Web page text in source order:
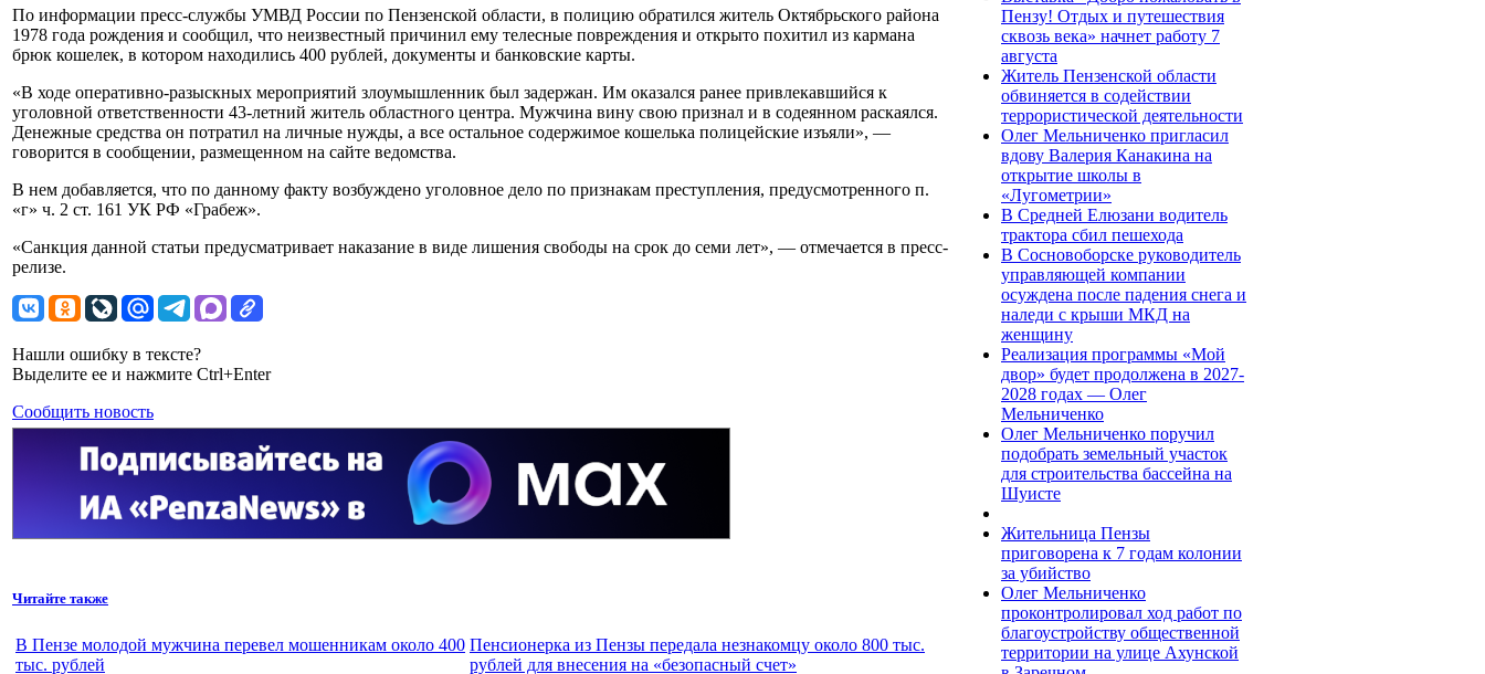
По информации пресс-службы УМВД России по Пензенской области, в полицию обратился житель Октябрьского района
1978 года рождения и сообщил, что неизвестный причинил ему телесные повреждения и открыто похитил из кармана
брюк кошелек, в котором находились 400 рублей, документы и банковские карты.
«В ходе оперативно-разыскных мероприятий злоумышленник был задержан. Им оказался ранее привлекавшийся к
уголовной ответственности 43-летний житель областного центра. Мужчина вину свою признал и в содеянном раскаялся.
Денежные средства он потратил на личные нужды, а все остальное содержимое кошелька полицейские изъяли», —
говорится в сообщении, размещенном на сайте ведомства.
В нем добавляется, что по данному факту возбуждено уголовное дело по признакам преступления, предусмотренного п.
«г» ч. 2 ст. 161 УК РФ «Грабеж».
«Санкция данной статьи предусматривает наказание в виде лишения свободы на срок до семи лет», — отмечается в пресс-
релизе.
Нашли ошибку в тексте?
Выделите ее и нажмите Ctrl+Enter
Сообщить новость
Читайте также
В Пензе молодой мужчина перевел мошенникам около 400
тыс. рублей
Пенсионерка из Пензы передала незнакомцу около 800 тыс.
рублей для внесения на «безопасный счет»
Пензу! Отдых и путешествия
сквозь века» начнет работу 7
августа
Житель Пензенской области
обвиняется в содействии
террористической деятельности
Олег Мельниченко пригласил
вдову Валерия Канакина на
открытие школы в
«Лугометрии»
В Средней Елюзани водитель
трактора сбил пешехода
В Сосновоборске руководитель
управляющей компании
осуждена после падения снега и
наледи с крыши МКД на
женщину
Реализация программы «Мой
двор» будет продолжена в 2027-
2028 годах — Олег
Мельниченко
Олег Мельниченко поручил
подобрать земельный участок
для строительства бассейна на
Шуисте
Жительница Пензы
приговорена к 7 годам колонии
за убийство
Олег Мельниченко
проконтролировал ход работ по
благоустройству общественной
территории на улице Ахунской